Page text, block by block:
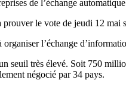
de l’échange
prouver le vote de jeudi 12
l’échange
seuil très élevé. Soit 750
négocié par 34 pays.